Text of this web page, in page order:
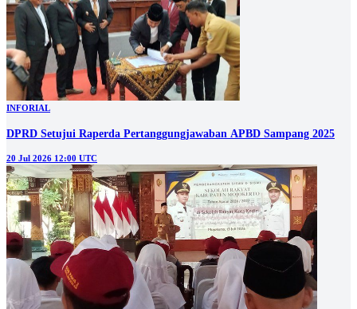
INFORIAL
DPRD Setujui Raperda Pertanggungjawaban APBD Sampang 2025
20 Jul 2026 12:00 UTC